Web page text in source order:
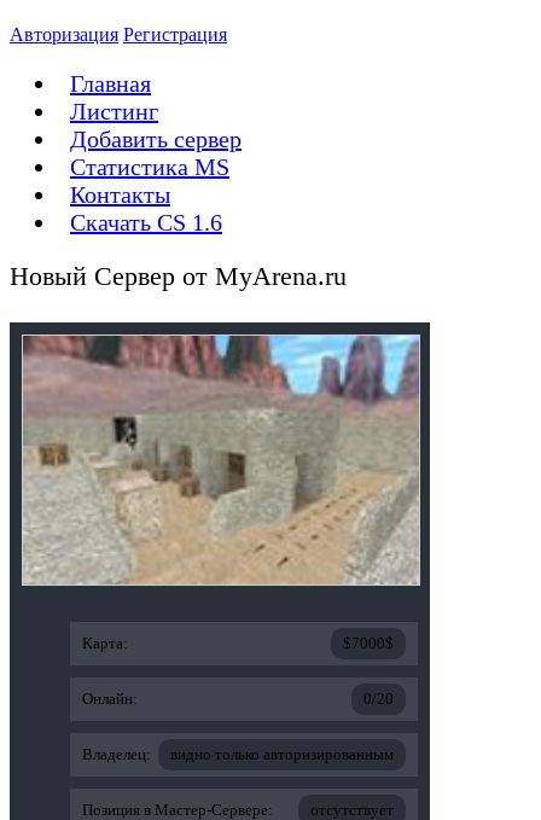
Авторизация Регистрация
Главная
Листинг
Добавить сервер
Статистика MS
Контакты
Скачать CS 1.6
Новый Сервер от MyArena.ru
Карта: $7000$
Онлайн: 0/20
Владелец: видно только авторизированным
Позиция в Мастер-Сервере: отсутствует